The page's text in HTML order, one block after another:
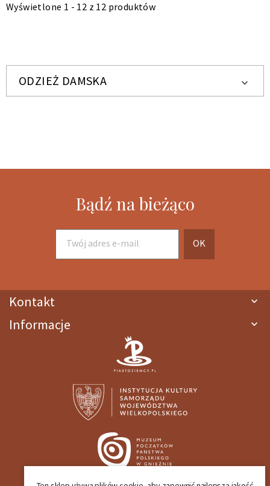
Wyświetlone 1 - 12 z 12 produktów
ODZIEŻ DAMSKA 
Bądź na bieżąco
Kontakt 
Informacje 